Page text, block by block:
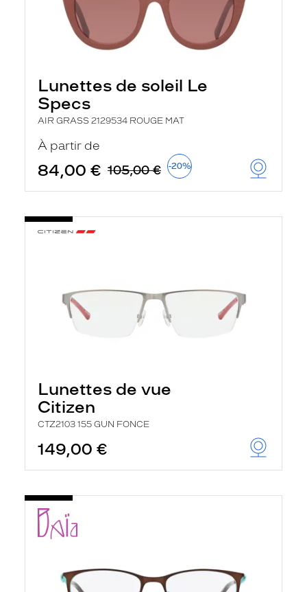
Lunettes de soleil Le
Specs
AIR GRASS 2129534 ROUGE MAT
À partir de
84,00 € 105,00 € -20%
Lunettes de vue
Citizen
CTZ2103 155 GUN FONCE
149,00 €